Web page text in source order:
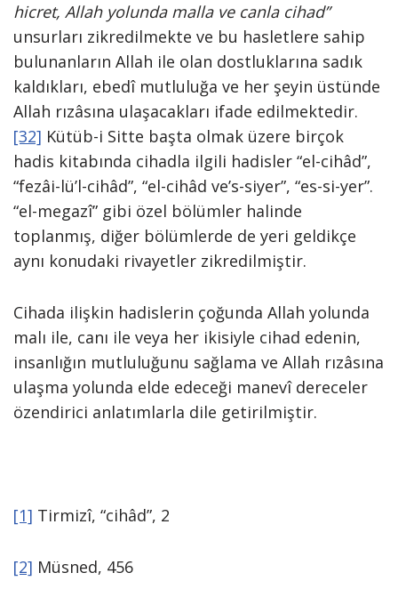
hic­ret, Allah yolunda malla ve canla cihad”
unsurları zikredilmekte ve bu hasletle­re sahip
bulunanların Allah ile olan dost­luklarına sadık
kaldıkları, ebedî mutlu­luğa ve her şeyin üstünde
Allah rızâsına ulaşacakları ifade edilmektedir.
[32] Kütüb-i Sitte başta olmak üzere birçok
hadis kitabında cihadla ilgili hadisler “el-cihâd”,
“fezâi-lü’l-cihâd”, “el-cihâd ve’s-siyer”, “es-si-yer”.
“el-megazî” gibi özel bölümler ha­linde
toplanmış, diğer bölümlerde de ye­ri geldikçe
aynı konudaki rivayetler zik­redilmiştir.
Cihada ilişkin hadislerin çoğunda Allah yolunda
malı ile, canı ile veya her ikisiy­le cihad edenin,
insanlığın mutluluğunu sağlama ve Allah rızâsına
ulaşma yolun­da elde edeceği manevî dereceler
özen­dirici anlatımlarla dile getirilmiştir.
[1] Tirmizî, “cihâd”, 2
[2] Müsned, 456